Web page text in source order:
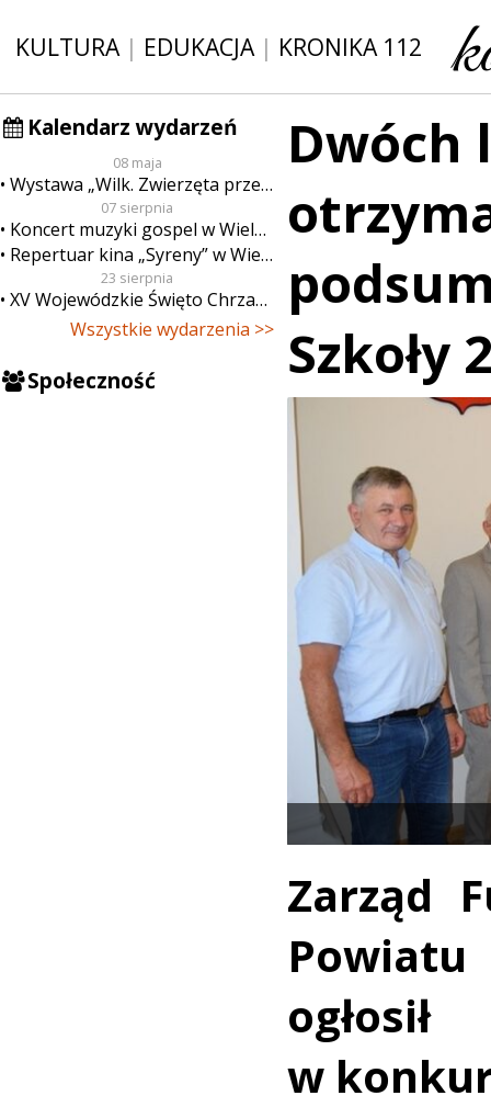
KULTURA| EDUKACJA| KRONIKA 112
Kalendarz wydarzeń
08 maja
Wystawa „Wilk. Zwierzęta przeklęte”
07 sierpnia
Koncert muzyki gospel w Wieluniu
Repertuar kina „Syreny” w Wieluniu w dn. od 7 do 13 sierpnia
23 sierpnia
XV Wojewódzkie Święto Chrzanu
Wszystkie wydarzenia >>
Społeczność
Dwóch
Szkoły
Zarząd
w